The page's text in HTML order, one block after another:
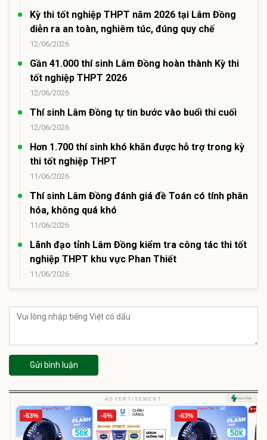
Kỳ thi tốt nghiệp THPT năm 2026 tại Lâm Đồng
diễn ra an toàn, nghiêm túc, đúng quy chế
12/06/2026
Gần 41.000 thí sinh Lâm Đồng hoàn thành Kỳ thi
tốt nghiệp THPT 2026
12/06/2026
Thí sinh Lâm Đồng tự tin bước vào buổi thi cuối
12/06/2026
Hơn 1.700 thí sinh khó khăn được hỗ trợ trong kỳ
thi tốt nghiệp THPT
11/06/2026
Thí sinh Lâm Đồng đánh giá đề Toán có tính phân
hóa, không quá khó
11/06/2026
Lãnh đạo tỉnh Lâm Đồng kiểm tra công tác thi tốt
nghiệp THPT khu vực Phan Thiết
11/06/2026
Gửi bình luận
ADVERTISEMENT
-63% -6% -63%